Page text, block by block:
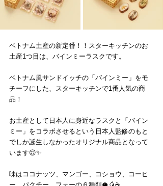
ベトナム土産の新定番！！スターキッチンのお
土産1つ目は、バインミーラスクです。
ベトナム風サンドイッチの「バインミー」をモ
チーフにした、スターキッチンで1番人気の商
品！
お土産として日本人に身近なラスクと「バイン
ミー」をコラボさせるという日本人監修のもと
でしか誕生しなかったオリジナル商品となって
います😌✨
味はココナッツ、マンゴー、コショウ、コーヒ